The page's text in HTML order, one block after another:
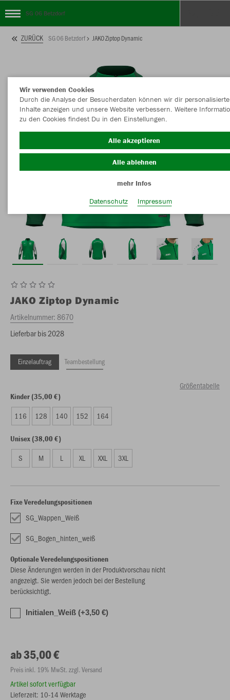
SG 06 Betzdorf
ZURÜCK SG 06 Betzdorf JAKO Ziptop Dynamic
JAKO Ziptop Dynamic
Artikelnummer:8670
Lieferbar bis 2028
Einzelauftrag Teambestellung
Größentabelle
Kinder (35,00 €)
116 128 140 152 164
Unisex (38,00 €)
S M L XL XXL 3XL
Fixe Veredelungspositionen
SG_Wappen_Weiß
SG_Bogen_hinten_weiß
Optionale Veredelungspositionen
Diese Änderungen werden in der Produktvorschau nicht
angezeigt. Sie werden jedoch bei der Bestellung
berücksichtigt.
Initialen_Weiß (+3,50 €)
ab 35,00 €
Preis inkl. 19% MwSt. zzgl. Versand
Artikel sofort verfügbar
Lieferzeit: 10-14 Werktage
Wir verwenden Cookies
Durch die Analyse der Besucherdaten können wir dir personalisierte
Inhalte anzeigen und unsere Website verbessern. Weitere
zu den Cookies findest Du in den Einstellungen.
Alle akzeptieren
Alle ablehnen
mehr Infos
Datenschutz
Impressum